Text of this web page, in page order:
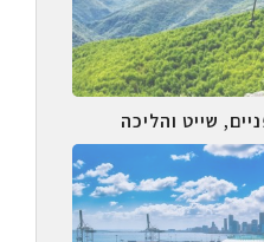
שייט והליכה